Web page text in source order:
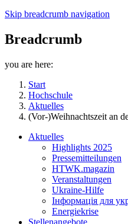
Skip breadcrumb navigation
Breadcrumb
you are here:
Start
Hochschule
Aktuelles
(Vor-)Weihnachtszeit an
Aktuelles
Highlights 2025
Pressemitteilungen
HTWK.magazin
Veranstaltungen
Ukraine-Hilfe
Інформація для
Energiekrise